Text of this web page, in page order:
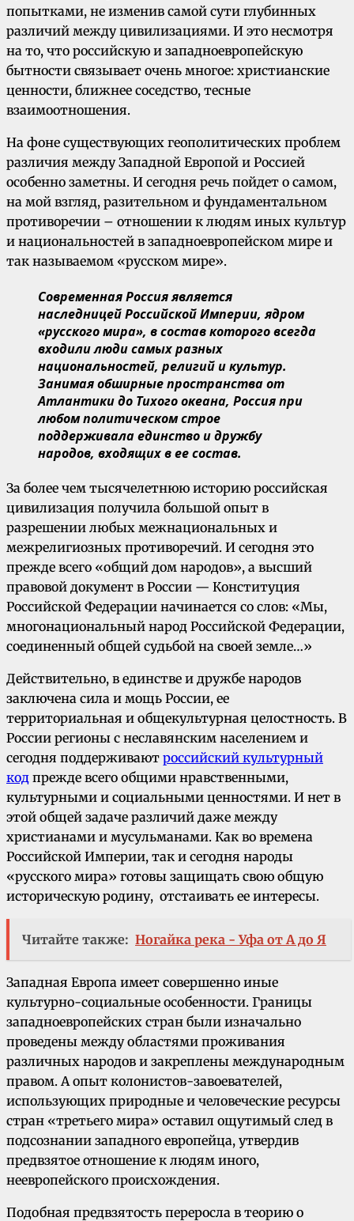
попытками, не изменив самой сути глубинных
различий между цивилизациями. И это несмотря
на то, что российскую и западноевропейскую
бытности связывает очень многое: христианские
ценности, ближнее соседство, тесные
взаимоотношения.
На фоне существующих геополитических проблем
различия между Западной Европой и Россией
особенно заметны. И сегодня речь пойдет о самом,
на мой взгляд, разительном и фундаментальном
противоречии – отношении к людям иных культур
и национальностей в западноевропейском мире и
так называемом «русском мире».
Современная Россия является
наследницей Российской Империи, ядром
«русского мира», в состав которого всегда
входили люди самых разных
национальностей, религий и культур.
Занимая обширные пространства от
Атлантики до Тихого океана, Россия при
любом политическом строе
поддерживала единство и дружбу
народов, входящих в ее состав.
За более чем тысячелетнюю историю российская
цивилизация получила большой опыт в
разрешении любых межнациональных и
межрелигиозных противоречий. И сегодня это
прежде всего «общий дом народов», а высший
правовой документ в России — Конституция
Российской Федерации начинается со слов: «Мы,
многонациональный народ Российской Федерации,
соединенный общей судьбой на своей земле…»
Действительно, в единстве и дружбе народов
заключена сила и мощь России, ее
территориальная и общекультурная целостность. В
России регионы с неславянским населением и
сегодня поддерживают российский культурный
код прежде всего общими нравственными,
культурными и социальными ценностями. И нет в
этой общей задаче различий даже между
христианами и мусульманами. Как во времена
Российской Империи, так и сегодня народы
«русского мира» готовы защищать свою общую
историческую родину, отстаивать ее интересы.
Читайте также: Ногайка река - Уфа от А до Я
Западная Европа имеет совершенно иные
культурно-социальные особенности. Границы
западноевропейских стран были изначально
проведены между областями проживания
различных народов и закреплены международным
правом. А опыт колонистов-завоевателей,
использующих природные и человеческие ресурсы
стран «третьего мира» оставил ощутимый след в
подсознании западного европейца, утвердив
предвзятое отношение к людям иного,
неевропейского происхождения.
Подобная предвзятость переросла в теорию о